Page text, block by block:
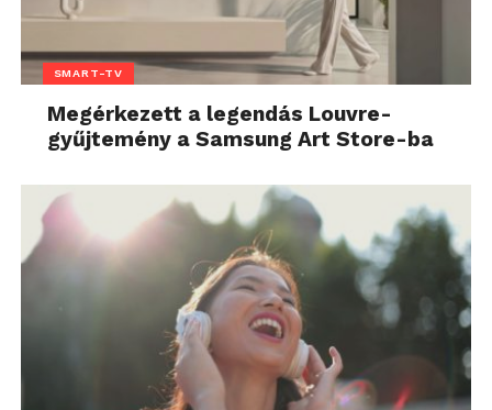
SMART-TV
Megérkezett a legendás Louvre-
gyűjtemény a Samsung Art Store-ba